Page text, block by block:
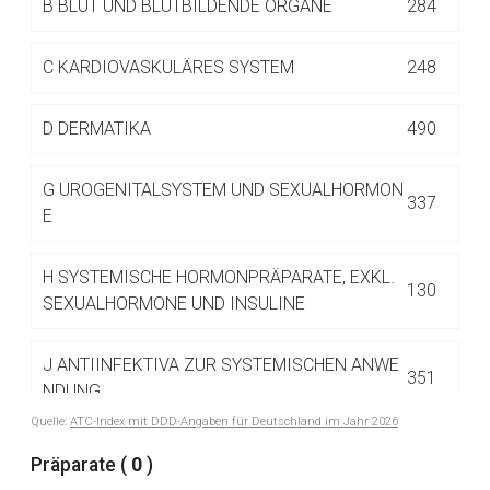
B BLUT UND BLUTBILDENDE ORGANE 284
C KARDIOVASKULÄRES SYSTEM 248
D DERMATIKA 490
G UROGENITALSYSTEM UND SEXUALHORMON
E
337
H SYSTEMISCHE HORMONPRÄPARATE, EXKL.
SEXUALHORMONE UND INSULINE
130
J ANTIINFEKTIVA ZUR SYSTEMISCHEN ANWE
NDUNG
351
ANTINEOPLASTISCHE UND IMMUNMODULIE
RENDE MITTEL
Quelle: ATC-Index mit DDD-Angaben für Deutschland im Jahr 2026
Präparate ( 0 )
Zur Seite